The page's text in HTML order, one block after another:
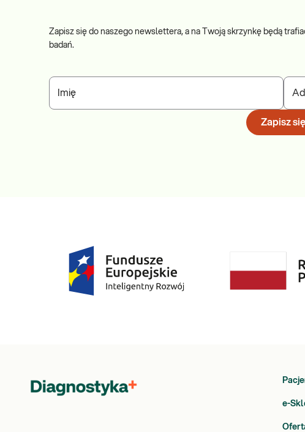
Zapisz się do naszego newslettera, a na Twoją skrzynkę będą
badań.
Imię
Zapisz się
e-